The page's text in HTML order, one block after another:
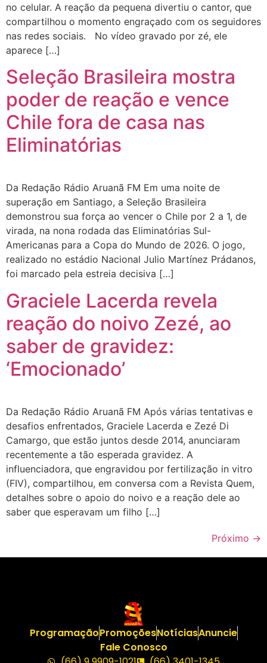
no celular. A reação da pequena divertiu o cantor, que
compartilhou o momento engraçado com os seguidores
nas redes sociais. No vídeo gravado por zé, ele
aparece […]
Seleção Brasileira mostra
poder de reação e vence
Chile fora de casa nas
Eliminatórias
Da Redação Rádio Aruanã FM Em uma noite de
superação em Santiago, a Seleção Brasileira
demonstrou sua força ao vencer o Chile por 2 a 1, de
virada, na nona rodada das Eliminatórias Sul-
Americanas para a Copa do Mundo de 2026. O jogo,
realizado no estádio Nacional Julio Martínez Prádanos,
foi marcado pela estreia decisiva […]
Graciele Lacerda revela
reação do noivo Zezé, ao
saber de gravidez:
‘Emocionado’
Da Redação Rádio Aruanã FM Após várias tentativas e
desafios enfrentados, Graciele Lacerda e Zezé Di
Camargo, que estão juntos desde 2014, anunciaram
recentemente a tão esperada gravidez. A
influenciadora, que engravidou por fertilização in vitro
(FIV), compartilhou, em conversa com a Revista Quem,
detalhes sobre o apoio do noivo e a reação dele ao
saber que esperavam um filho […]
Próximo →
ProgramaçãoPromoçõesNotíciasAnuncie
Fale Conosco